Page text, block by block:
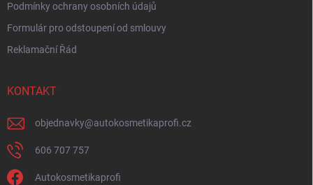
Podmínky ochrany osobních údajů
Formulár pro odstoupení od smlouvy
Reklamační Řád
KONTAKT
objednavky@autokosmetikaprofi.cz
606 707 757
Autokosmetikaprofi